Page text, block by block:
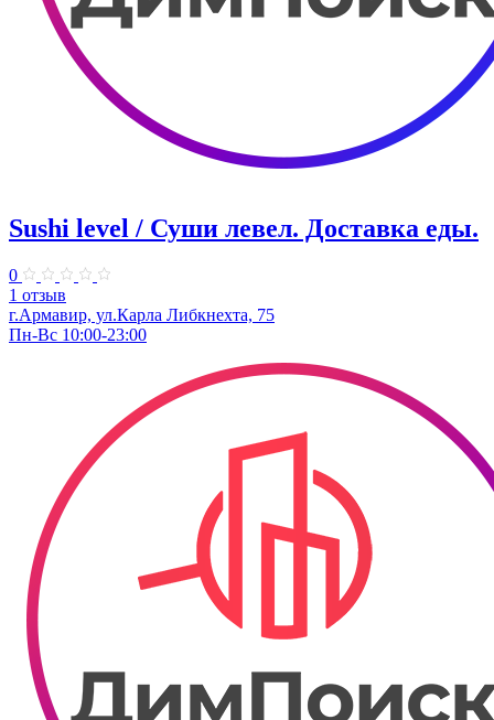
Sushi level / Суши левел. Доставка еды.
0
1 отзыв
г.Армавир, ул.Карла Либкнехта, 75
Пн-Вс 10:00-23:00